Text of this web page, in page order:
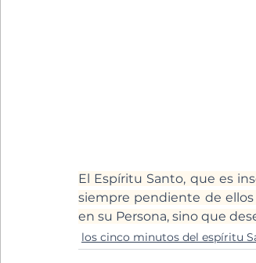
El Espíritu Santo, que es
siempre pendiente de
en su Persona, sino que
los cinco minutos del espíritu